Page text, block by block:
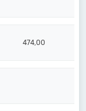
474,00